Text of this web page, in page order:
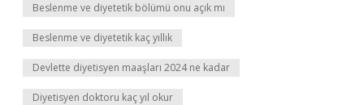
Beslenme ve diyetetik bölümü onu açık mı
Beslenme ve diyetetik kaç yıllık
Devlette diyetisyen maaşları 2024 ne kadar
Diyetisyen doktoru kaç yıl okur